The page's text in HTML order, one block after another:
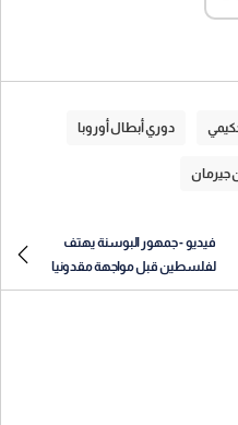
دوري أبطال أوروبا
جيرمان
فيديو - جمهور البوسنة يهتف
لفلسطين قبل مواجهة مقدونيا